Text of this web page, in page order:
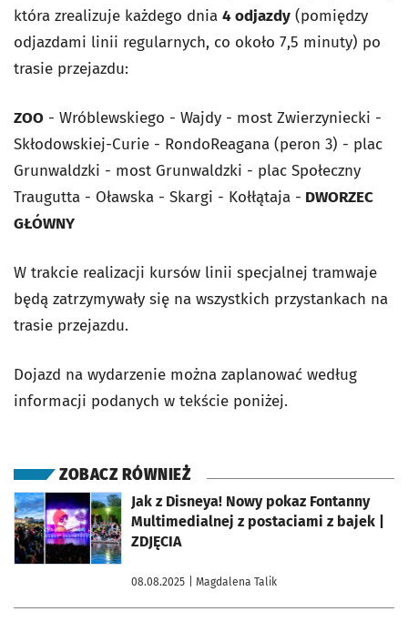
która zrealizuje każdego dnia 4 odjazdy (pomiędzy
odjazdami linii regularnych, co około 7,5 minuty) po
trasie przejazdu:
ZOO - Wróblewskiego - Wajdy - most Zwierzyniecki -
Skłodowskiej-Curie - RondoReagana (peron 3) - plac
Grunwaldzki - most Grunwaldzki - plac Społeczny
Traugutta - Oławska - Skargi - Kołłątaja - DWORZEC
GŁÓWNY
W trakcie realizacji kursów linii specjalnej tramwaje
będą zatrzymywały się na wszystkich przystankach na
trasie przejazdu.
Dojazd na wydarzenie można zaplanować według
informacji podanych w tekście poniżej.
ZOBACZ RÓWNIEŻ
Jak z Disneya! Nowy pokaz Fontanny
Multimedialnej z postaciami z bajek |
ZDJĘCIA
08.08.2025 | Magdalena Talik
otworzy się w nowej karcie